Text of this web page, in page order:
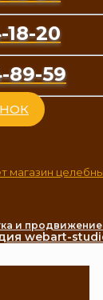
18-20
89-59
магазин
и продвижение
webart-